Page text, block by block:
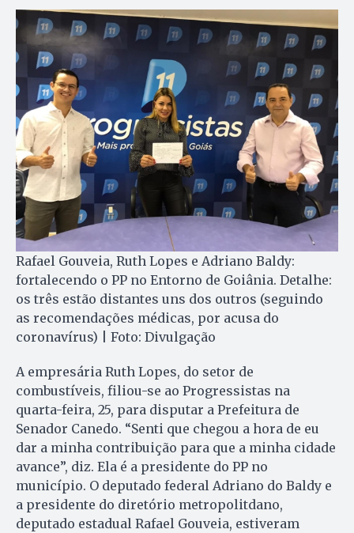
Rafael Gouveia, Ruth Lopes e Adriano Baldy:
fortalecendo o PP no Entorno de Goiânia. Detalhe:
os três estão distantes uns dos outros (seguindo
as recomendações médicas, por acusa do
coronavírus) | Foto: Divulgação
A empresária Ruth Lopes, do setor de
combustíveis, filiou-se ao Progressistas na
quarta-feira, 25, para disputar a Prefeitura de
Senador Canedo. “Senti que chegou a hora de eu
dar a minha contribuição para que a minha cidade
avance”, diz. Ela é a presidente do PP no
município. O deputado federal Adriano do Baldy e
a presidente do diretório metropolitdano,
deputado estadual Rafael Gouveia, estiveram